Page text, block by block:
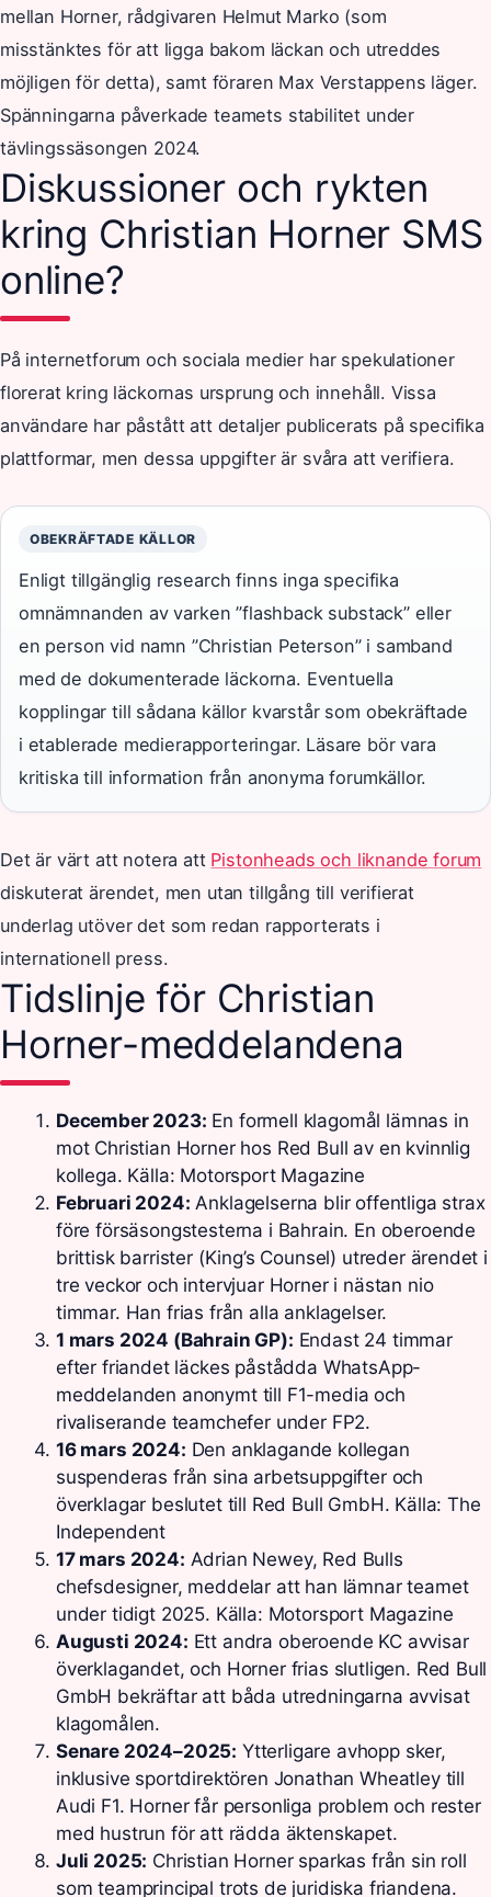
mellan Horner, rådgivaren Helmut Marko (som
misstänktes för att ligga bakom läckan och utreddes
möjligen för detta), samt föraren Max Verstappens läger.
Spänningarna påverkade teamets stabilitet under
tävlingssäsongen 2024.
Diskussioner och rykten
kring Christian Horner SMS
online?
På internetforum och sociala medier har spekulationer
florerat kring läckornas ursprung och innehåll. Vissa
användare har påstått att detaljer publicerats på specifika
plattformar, men dessa uppgifter är svåra att verifiera.
OBEKRÄFTADE KÄLLOR
Enligt tillgänglig research finns inga specifika
omnämnanden av varken ”flashback substack” eller
en person vid namn ”Christian Peterson” i samband
med de dokumenterade läckorna. Eventuella
kopplingar till sådana källor kvarstår som obekräftade
i etablerade medierapporteringar. Läsare bör vara
kritiska till information från anonyma forumkällor.
Det är värt att notera att Pistonheads och liknande forum
diskuterat ärendet, men utan tillgång till verifierat
underlag utöver det som redan rapporterats i
internationell press.
Tidslinje för Christian
Horner-meddelandena
December 2023: En formell klagomål lämnas in
mot Christian Horner hos Red Bull av en kvinnlig
kollega. Källa: Motorsport Magazine
Februari 2024: Anklagelserna blir offentliga strax
före försäsongstesterna i Bahrain. En oberoende
brittisk barrister (King’s Counsel) utreder ärendet i
tre veckor och intervjuar Horner i nästan nio
timmar. Han frias från alla anklagelser.
1 mars 2024 (Bahrain GP): Endast 24 timmar
efter friandet läckes påstådda WhatsApp-
meddelanden anonymt till F1-media och
rivaliserande teamchefer under FP2.
16 mars 2024: Den anklagande kollegan
suspenderas från sina arbetsuppgifter och
överklagar beslutet till Red Bull GmbH. Källa: The
Independent
17 mars 2024: Adrian Newey, Red Bulls
chefsdesigner, meddelar att han lämnar teamet
under tidigt 2025. Källa: Motorsport Magazine
Augusti 2024: Ett andra oberoende KC avvisar
överklagandet, och Horner frias slutligen. Red Bull
GmbH bekräftar att båda utredningarna avvisat
klagomålen.
Senare 2024–2025: Ytterligare avhopp sker,
inklusive sportdirektören Jonathan Wheatley till
Audi F1. Horner får personliga problem och rester
med hustrun för att rädda äktenskapet.
Juli 2025: Christian Horner sparkas från sin roll
som teamprincipal trots de juridiska friandena.